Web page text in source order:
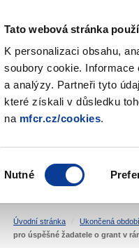
Tato webová stránka
K personalizaci obsahu,
soubory cookie.
a analýzy. Partneři tyto
které získali v důsledku
na mfcr.cz/cookies.
souhlasu
Nutné
Fondy EHP a
ŽIVOTNÍ PROSTŘEDÍ
Úvodní stránka Ukončená období
pro úspěšné žadatele o grant v